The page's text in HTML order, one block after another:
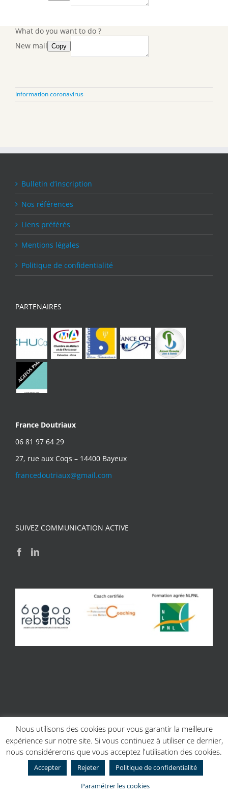
What do you want to do ?
New mail Copy
Information coronavirus
Bulletin d’inscription
Nos références
Liens préférés
Mentions légales
Politique de confidentialité
PARTENAIRES
France Doutriaux
06 81 97 64 29
27, rue aux Coqs – 14400 Bayeux
francedoutriaux@gmail.com
SUIVEZ COMMUNICATION ACTIVE
© Copyright 2017 | Site réalisé parCharline Budor - Création site
internet Caen| Création graphiqueCréation graphique - Couleur
Scribe
Facebook
Nous utilisons des cookies pour vous garantir la meilleure
expérience sur notre site. Si vous continuez à utiliser ce dernier,
nous considérerons que vous acceptez l'utilisation des cookies.
Accepter Rejeter
Politique de confidentialité
Paramétrer les cookies